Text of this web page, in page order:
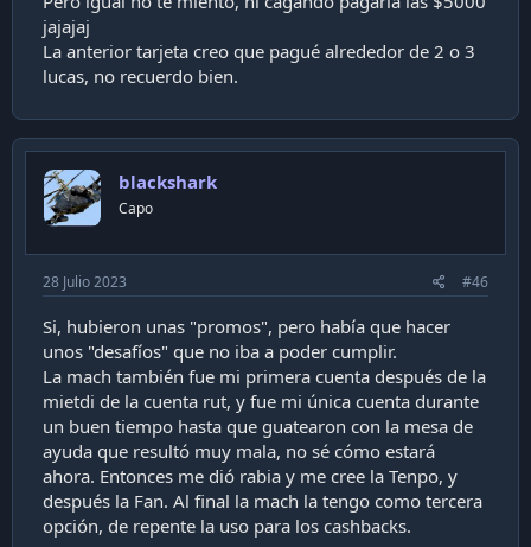
jajajaj
La anterior tarjeta creo que pagué alrededor de 2 o 3
lucas, no recuerdo bien.
blackshark
Capo
28 Julio 2023 #46
Si, hubieron unas "promos", pero había que hacer
unos "desafíos" que no iba a poder cumplir.
La mach también fue mi primera cuenta después de la
mietdi de la cuenta rut, y fue mi única cuenta durante
un buen tiempo hasta que guatearon con la mesa de
ayuda que resultó muy mala, no sé cómo estará
ahora. Entonces me dió rabia y me cree la Tenpo, y
después la Fan. Al final la mach la tengo como tercera
opción, de repente la uso para los cashbacks.